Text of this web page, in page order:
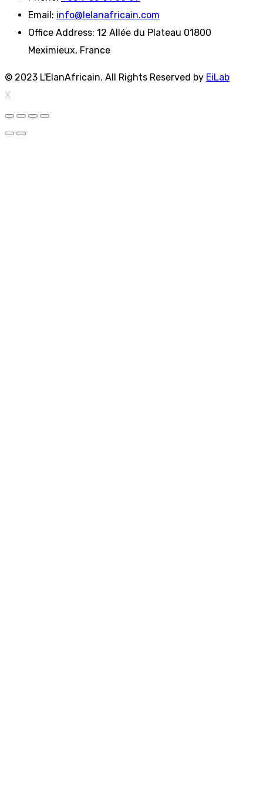
Email: info@lelanafricain.com
Office Address: 12 Allée du Plateau 01800
Meximieux, France
© 2023 L'ElanAfricain. All Rights Reserved by EiLab
X